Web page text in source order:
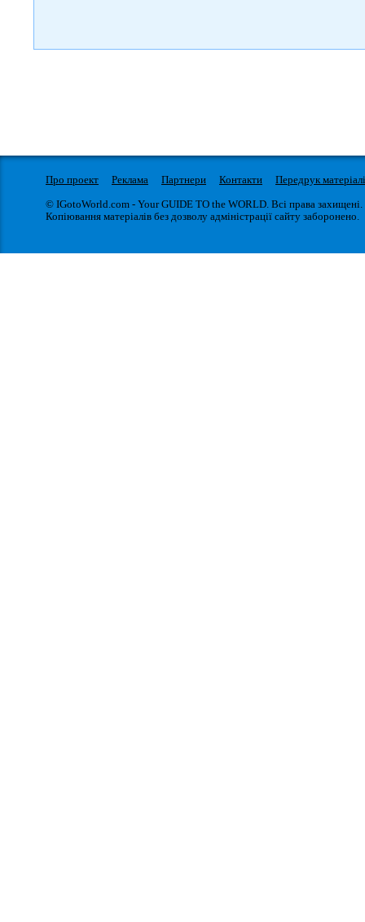
Про проект Реклама Партнери Контакти
Передрук
© IGotoWorld.com - Your GUIDE TO the WORLD. Всі права захищені.
Копіювання матеріалів без дозволу адміністрації сайту заборонено.